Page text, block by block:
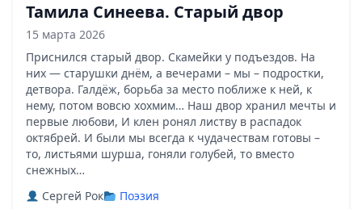
Тамила Синеева. Старый двор
15 марта 2026
Приснился старый двор. Скамейки у подъездов. На
них — старушки днём, а вечерами – мы – подростки,
детвора. Галдёж, борьба за место поближе к ней, к
нему, потом вовсю хохмим… Наш двор хранил мечты и
первые любови, И клен ронял листву в распадок
октябрей. И были мы всегда к чудачествам готовы –
то, листьями шурша, гоняли голубей, то вместо
снежных…
Сергей Рок
Поэзия